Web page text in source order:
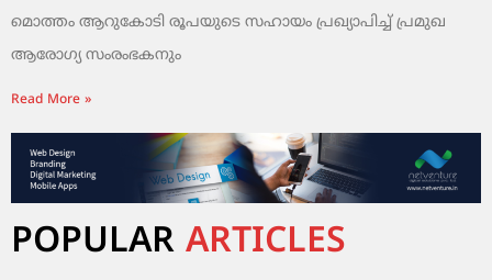
മൊത്തം ആറുകോടി രൂപയുടെ സഹായം പ്രഖ്യാപിച്ച് പ്രമുഖ
ആരോഗ്യ സംരംഭകനും
Read More »
POPULAR ARTICLES